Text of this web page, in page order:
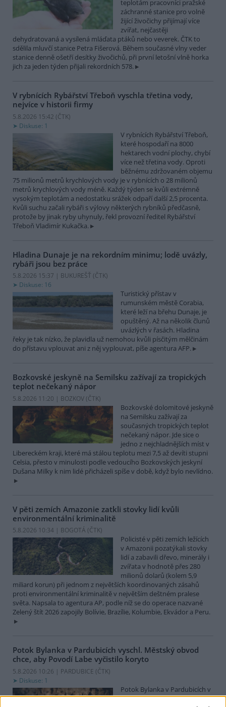
teplotám pracovníci pražské
záchranné stanice pro volně
žijící živočichy přijímají více
zvířat, nejčastěji
dehydratovaná a vysílená mláďata ptáků nebo veverek. ČTK to
sdělila mluvčí stanice Petra Fišerová. Během současné vlny veder
stanice denně ošetří desítky živočichů, při první letošní vlně horka
jich za jeden týden přijali rekordních 578.
V rybnících Rybářství Třeboň vyschla třetina vody,
nejvíce v historii firmy
5.8.2026 15:42 (ČTK)
Diskuse: 1
V rybnících Rybářství Třeboň,
které hospodaří na 8000
hektarech vodní plochy, chybí
více než třetina vody. Oproti
běžnému zdržovaném objemu
75 milionů metrů krychlových vody je v rybnících o 28 milionů
metrů krychlových vody méně. Každý týden se kvůli extrémně
vysokým teplotám a nedostatku srážek odpaří další 2,5 procenta.
Kvůli suchu začali rybáři s výlovy některých rybníků předčasně,
protože by jinak ryby uhynuly, řekl provozní ředitel Rybářství
Třeboň Vladimír Kukačka.
Hladina Dunaje je na rekordním minimu; lodě uvázly,
rybáři jsou bez práce
5.8.2026 15:37 | BUKUREŠŤ (ČTK)
Diskuse: 16
Turistický přístav v
rumunském městě Corabia,
které leží na břehu Dunaje, je
opuštěný. Až na několik člunů
uvázlých v řasách. Hladina
řeky je tak nízko, že plavidla už nemohou kvůli písčitým mělčinám
do přístavu vplouvat ani z něj vyplouvat, píše agentura AFP.
Bozkovské jeskyně na Semilsku zažívají za tropických
teplot nečekaný nápor
5.8.2026 11:20 | BOZKOV (ČTK)
Bozkovské dolomitové jeskyně
na Semilsku zažívají za
současných tropických teplot
nečekaný nápor. Jde sice o
jedno z nejchladnějších míst v
Libereckém kraji, které má stálou teplotu mezi 7,5 až devíti stupni
Celsia, přesto v minulosti podle vedoucího Bozkovských jeskyní
Dušana Milky k nim lidé přicházeli spíše v době, když bylo nevlídno.
V pěti zemích Amazonie zatkli stovky lidí kvůli
environmentální kriminalitě
5.8.2026 10:34 | BOGOTÁ (ČTK)
Policisté v pěti zemích ležících
v Amazonii pozatýkali stovky
lidí a zabavili dřevo, minerály i
zvířata v hodnotě přes 280
milionů dolarů (kolem 5,9
miliard korun) při jednom z největších koordinovaných zásahů
proti environmentální kriminalitě v největším deštném pralese
světa. Napsala to agentura AP, podle níž se do operace nazvané
Zelený štít 2026 zapojily Bolívie, Brazílie, Kolumbie, Ekvádor a Peru.
Potok Bylanka v Pardubicích vyschl. Městský obvod
chce, aby Povodí Labe vyčistilo koryto
5.8.2026 10:26 | PARDUBICE (ČTK)
Diskuse: 1
Potok Bylanka v Pardubicích v
důsledku dlouhodobě nízkých